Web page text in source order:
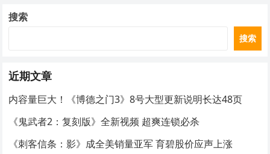
搜索
搜索
近期文章
内容量巨大！《博德之门3》8号大型更新说明长达48页
《鬼武者2：复刻版》全新视频 超爽连锁必杀
《刺客信条：影》成全美销量亚军 育碧股价应声上涨